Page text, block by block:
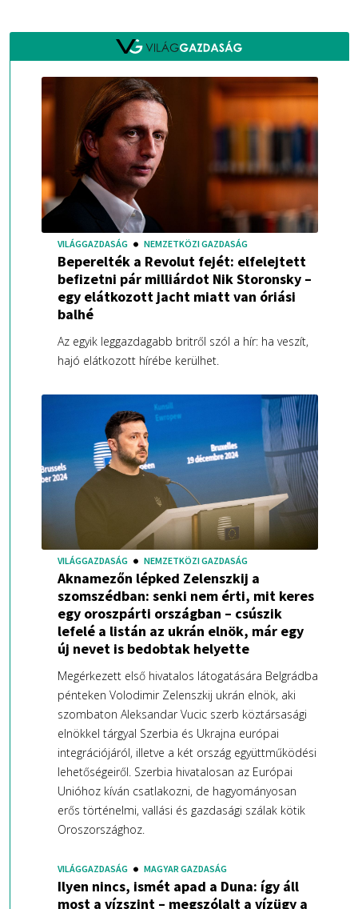
VILÁGGAZDASÁG NEMZETKÖZI GAZDASÁG
Beperelték a Revolut fejét: elfelejtett
befizetni pár milliárdot Nik Storonsky –
egy elátkozott jacht miatt van óriási
balhé
Az egyik leggazdagabb britről szól a hír: ha veszít,
hajó elátkozott hírébe kerülhet.
VILÁGGAZDASÁG NEMZETKÖZI GAZDASÁG
Aknamezőn lépked Zelenszkij a
szomszédban: senki nem érti, mit keres
egy oroszpárti országban – csúszik
lefelé a listán az ukrán elnök, már egy
új nevet is bedobtak helyette
Megérkezett első hivatalos látogatására Belgrádba
pénteken Volodimir Zelenszkij ukrán elnök, aki
szombaton Aleksandar Vucic szerb köztársasági
elnökkel tárgyal Szerbia és Ukrajna európai
integrációjáról, illetve a két ország együttműködési
lehetőségeiről. Szerbia hivatalosan az Európai
Unióhoz kíván csatlakozni, de hagyományosan
erős történelmi, vallási és gazdasági szálak kötik
Oroszországhoz.
VILÁGGAZDASÁG MAGYAR GAZDASÁG
Ilyen nincs, ismét apad a Duna: így áll
most a vízszint – megszólalt a vízügy a